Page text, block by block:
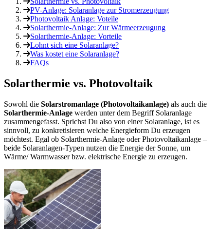
PV-Anlage: Solaranlage zur Stromerzeugung
Photovoltaik Anlage: Voteile
Solarthermie-Anlage: Zur Wärmeerzeugung
Solarthermie-Anlage: Vorteile
Lohnt sich eine Solaranlage?
Was kostet eine Solaranlage?
FAQs
Solarthermie vs. Photovoltaik
Sowohl die Solarstromanlage (Photovoltaikanlage) als auch die
Solarthermie-Anlage werden unter dem Begriff Solaranlage
zusammengefasst. Sprichst Du also von einer Solaranlage, ist es
sinnvoll, zu konkretisieren welche Energieform Du erzeugen
möchtest. Egal ob Solarthermie-Anlage oder Photovoltaikanlage –
beide Solaranlagen-Typen nutzen die Energie der Sonne, um
Wärme/ Warmwasser bzw. elektrische Energie zu erzeugen.